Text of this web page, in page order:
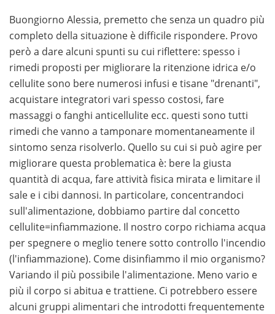
Buongiorno Alessia, premetto che senza un quadro più
completo della situazione è difficile rispondere. Provo
però a dare alcuni spunti su cui riflettere: spesso i
rimedi proposti per migliorare la ritenzione idrica e/o
cellulite sono bere numerosi infusi e tisane "drenanti",
acquistare integratori vari spesso costosi, fare
massaggi o fanghi anticellulite ecc. questi sono tutti
rimedi che vanno a tamponare momentaneamente il
sintomo senza risolverlo. Quello su cui si può agire per
migliorare questa problematica è: bere la giusta
quantità di acqua, fare attività fisica mirata e limitare il
sale e i cibi dannosi. In particolare, concentrandoci
sull'alimentazione, dobbiamo partire dal concetto
cellulite=infiammazione. Il nostro corpo richiama acqua
per spegnere o meglio tenere sotto controllo l'incendio
(l'infiammazione). Come disinfiammo il mio organismo?
Variando il più possibile l'alimentazione. Meno vario e
più il corpo si abitua e trattiene. Ci potrebbero essere
alcuni gruppi alimentari che introdotti frequentemente